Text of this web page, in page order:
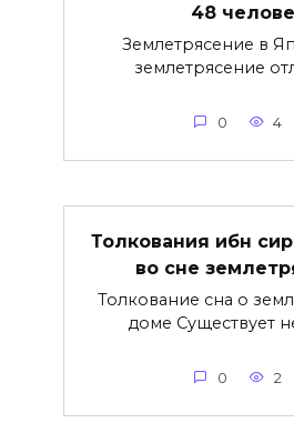
48
Землетрясение в
землетрясение
0 4
Толкования ибн
во сне
Толкование сна о
доме Существует
0 2